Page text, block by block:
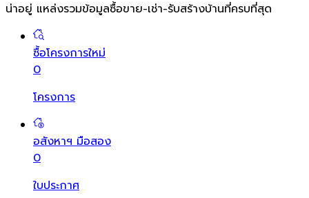
น่าอยู่ แหล่งรวมข้อมูลซื้อขาย-เช่า-รับสร้างบ้านที่ครบที่สุด
ซื้อโครงการใหม่
0
โครงการ
อสังหาฯ มือสอง
0
ใบประกาศ